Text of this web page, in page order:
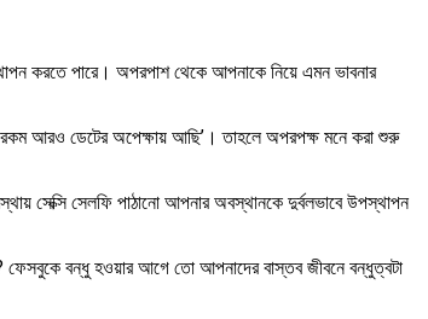
করতে পারে। অপরপাশ থেকে আপনাকে নিয়ে এমন ভাবনার
আরও ডেটের অপেক্ষায় আছি’। তাহলে অপরপক্ষ মনে করা শুরু
সেক্সি সেলফি পাঠানো আপনার অবস্থানকে দুর্বলভাবে উপস্থাপন
ফেসবুকে বন্ধু হওয়ার আগে তো আপনাদের বাস্তব জীবনে বন্ধুত্বটা